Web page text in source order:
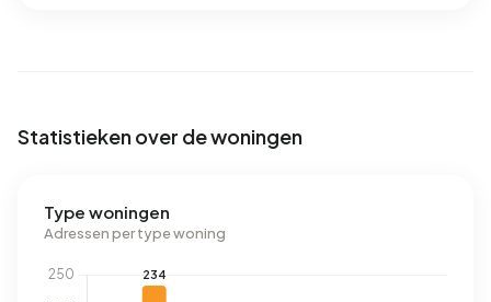
Statistieken over de woningen
Type woningen
Adressen per type woning